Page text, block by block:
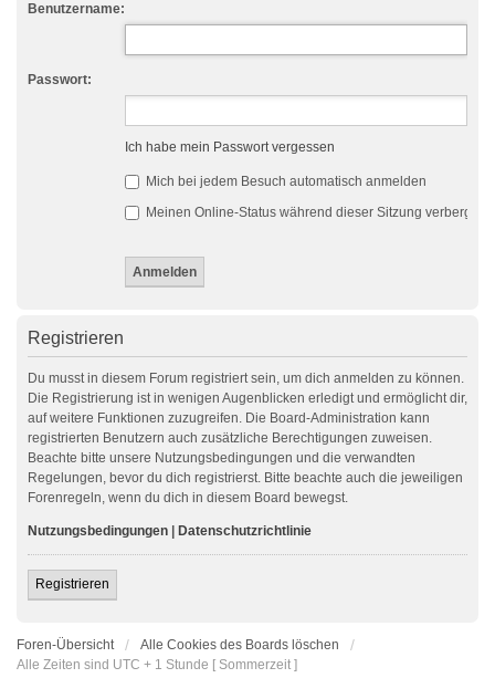
Benutzername:
Passwort:
Ich habe mein Passwort vergessen
Mich bei jedem Besuch automatisch anmelden
Meinen Online-Status während dieser Sitzung verbergen
Registrieren
Du musst in diesem Forum registriert sein, um dich anmelden zu können.
Die Registrierung ist in wenigen Augenblicken erledigt und ermöglicht dir,
auf weitere Funktionen zuzugreifen. Die Board-Administration kann
registrierten Benutzern auch zusätzliche Berechtigungen zuweisen.
Beachte bitte unsere Nutzungsbedingungen und die verwandten
Regelungen, bevor du dich registrierst. Bitte beachte auch die jeweiligen
Forenregeln, wenn du dich in diesem Board bewegst.
Nutzungsbedingungen Datenschutzrichtlinie
Registrieren
Foren-Übersicht
Alle Cookies des Boards löschen
Alle Zeiten sind UTC + 1 Stunde [ Sommerzeit ]